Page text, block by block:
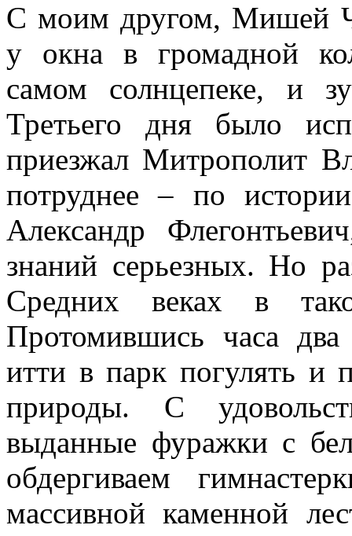
С моим другом, Мишей
у окна в громадной
самом солнцепеке, и
Третьего дня было
приезжал Митрополит
потруднее – по
Александр
знаний серьезных. Но
Средних веках в
Протомившись часа
итти в парк погулять и
природы. С
выданные фуражки с
обдергиваем
массивной каменной